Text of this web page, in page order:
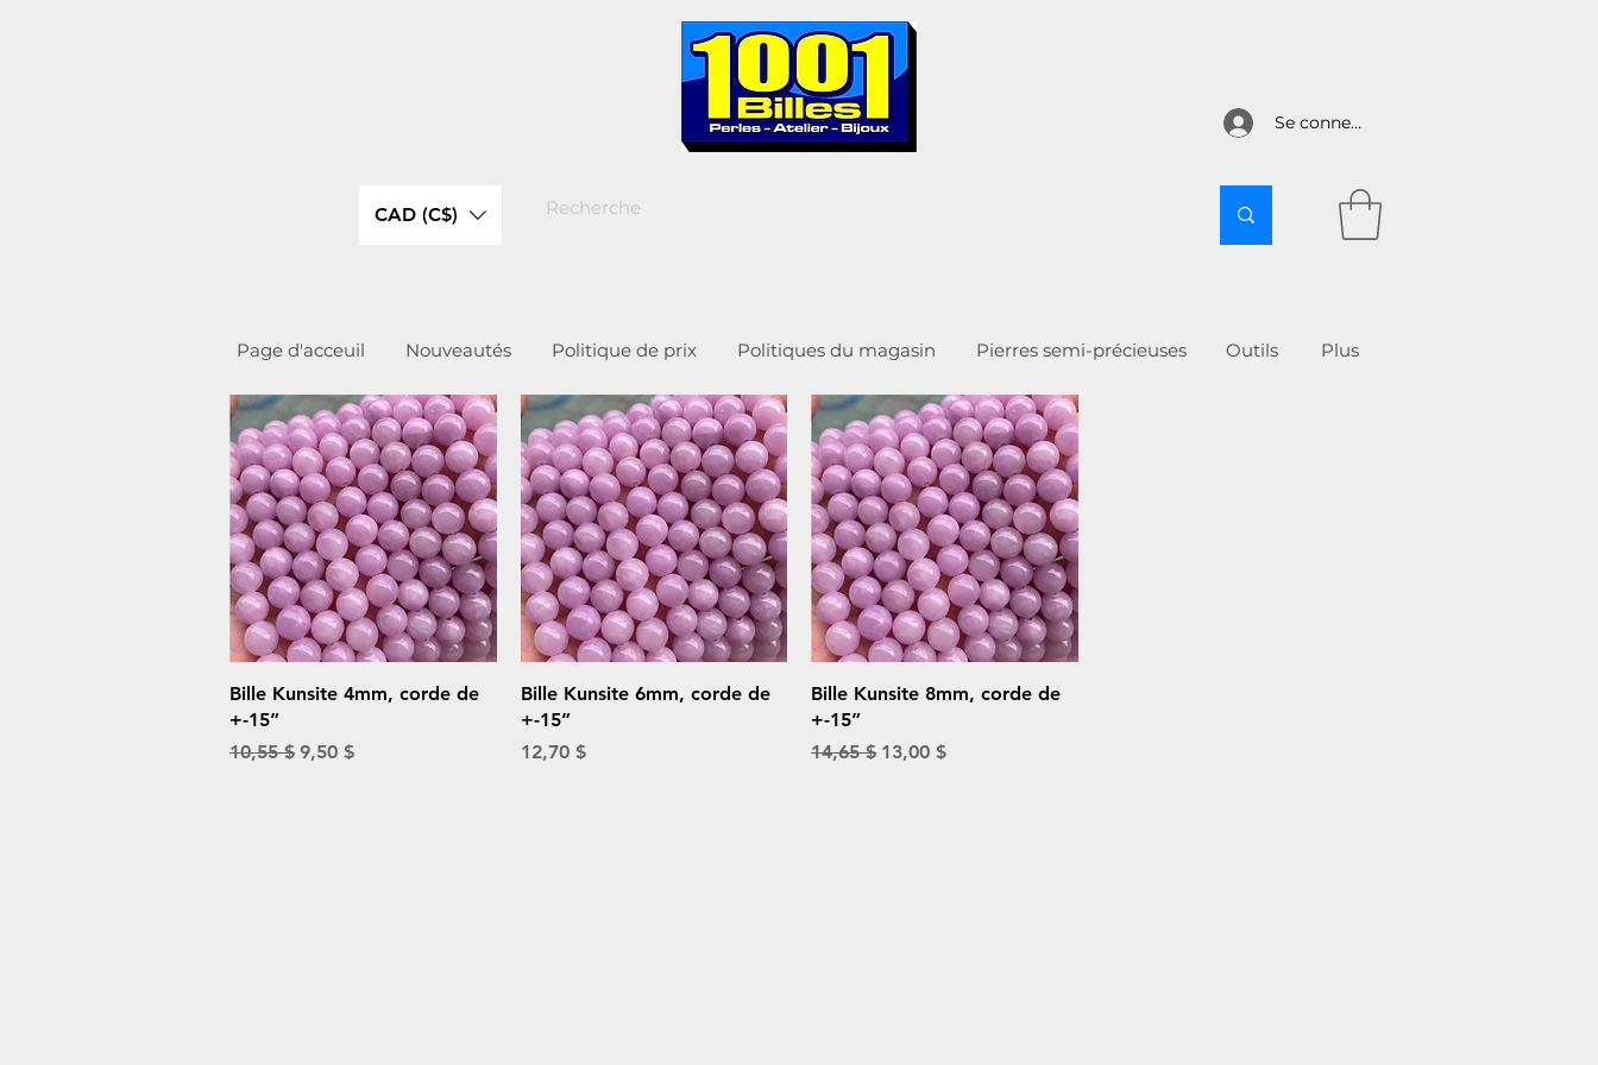
Se connecter
CAD (C$)
Page d'acceuil Nouveautés Politique de prix Politiques du magasin Pierres semi-précieuses Outils More
Aperçu rapide
Bille Kunsite 4mm, corde de
+-15”
Prix original
10,55 $ Prix promotionnel
9,50 $
Aperçu rapide
Bille Kunsite 6mm, corde de
+-15”
Prix
12,70 $
Aperçu rapide
Bille Kunsite 8mm, corde de
+-15”
Prix original
14,65 $ Prix promotionnel
13,00 $